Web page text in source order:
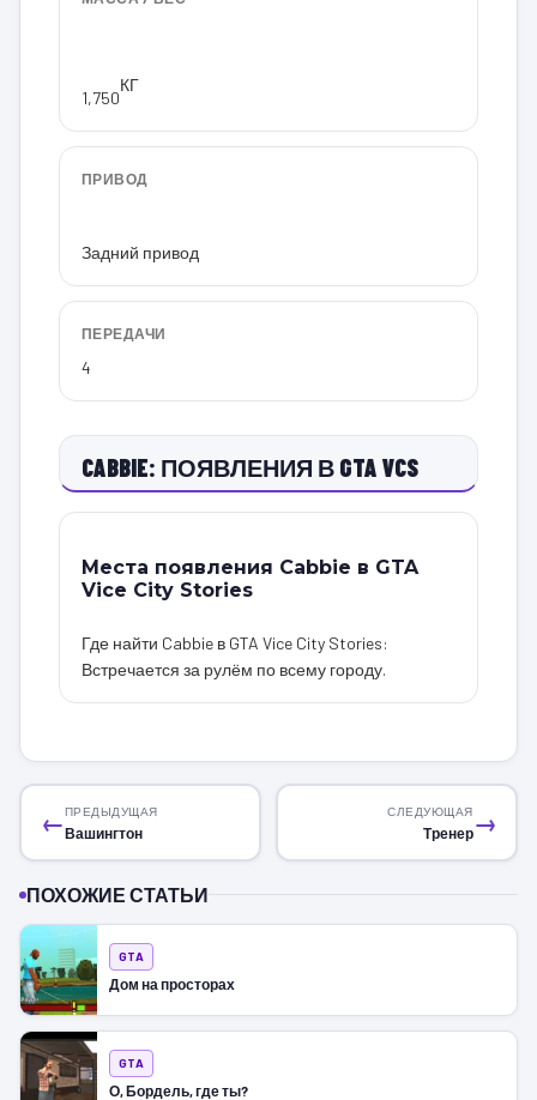
1,750
КГ
ПРИВОД
Задний привод
ПЕРЕДАЧИ
4
CABBIE: ПОЯВЛЕНИЯ В GTA VCS
Места появления Cabbie в GTA
Vice City Stories
Где найти Cabbie в GTA Vice City Stories:
Встречается за рулём по всему городу.
←ПРЕДЫДУЩАЯ
Вашингтон →
СЛЕДУЮЩАЯ
Тренер
ПОХОЖИЕ СТАТЬИ
GTA
Дом на просторах
GTA
О, Бордель, где ты?